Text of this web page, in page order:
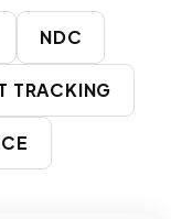
NDC
TRACKING